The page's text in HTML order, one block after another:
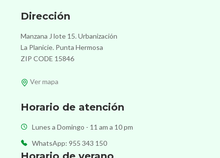
Dirección
Manzana J lote 15. Urbanización
La Planicie. Punta Hermosa
ZIP CODE 15846
Ver mapa
Horario de atención
Lunes a Domingo - 11 am a 10 pm
WhatsApp: 955 343 150